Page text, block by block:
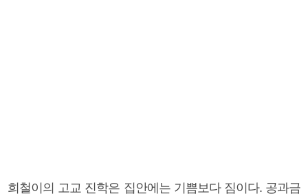
희철이의 고교 진학은 집안에는 기쁨보다 짐이다. 공과금